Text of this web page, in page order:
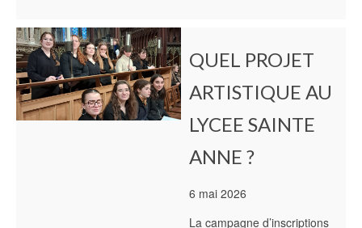
QUEL PROJET
ARTISTIQUE AU
LYCEE SAINTE
ANNE ?
6 mai 2026
La campagne d’inscriptions